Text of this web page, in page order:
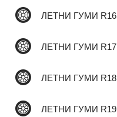
ЛЕТНИ ГУМИ R16
ЛЕТНИ ГУМИ R17
ЛЕТНИ ГУМИ R18
ЛЕТНИ ГУМИ R19